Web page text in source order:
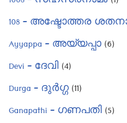
108 – അഷ്ടോത്തര
Ayyappa – അയ്യപ്പാ (6)
Devi – ദേവി (4)
Durga – ദുർഗ്ഗ(11)
Ganapathi – ഗണപതി (5)